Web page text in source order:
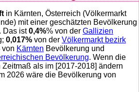
in Kärnten, Österreich (Völkermarkt
mit einer geschätzten Bevölkerung
Das ist0,4%% von der Gallizien
0,017% von der Völkermarkt bezirk
von Kärnten Bevölkerung und
Bevölkerung. Wenn die
als im [2017-2018] ändern
2026 wäre die Bevölkerung von